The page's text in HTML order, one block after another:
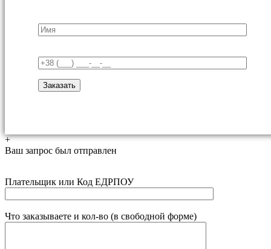
+
Ваш запрос был отправлен
Плательщик или Код ЕДРПОУ
Что заказываете и кол-во (в свободной форме)